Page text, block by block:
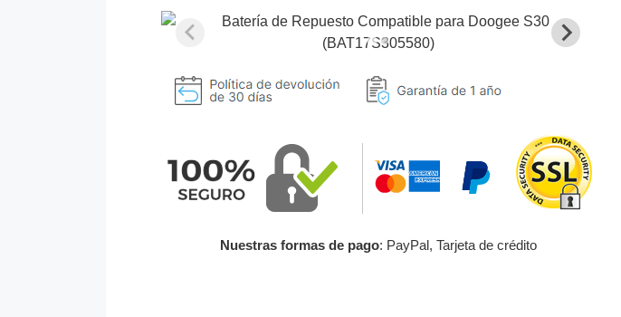
Nuestras formas de pago: PayPal, Tarjeta de crédito